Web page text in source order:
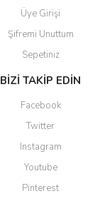
Üye Girişi
Şifremi Unuttum
Sepetiniz
BİZİ TAKİP EDİN
Facebook
Twitter
Instagram
Youtube
Pinterest